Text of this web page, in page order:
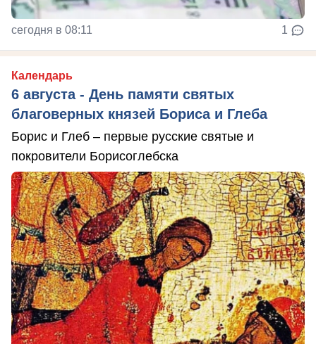
сегодня в 08:11 1
Календарь
6 августа - День памяти святых
благоверных князей Бориса и Глеба
Борис и Глеб – первые русские святые и
покровители Борисоглебска